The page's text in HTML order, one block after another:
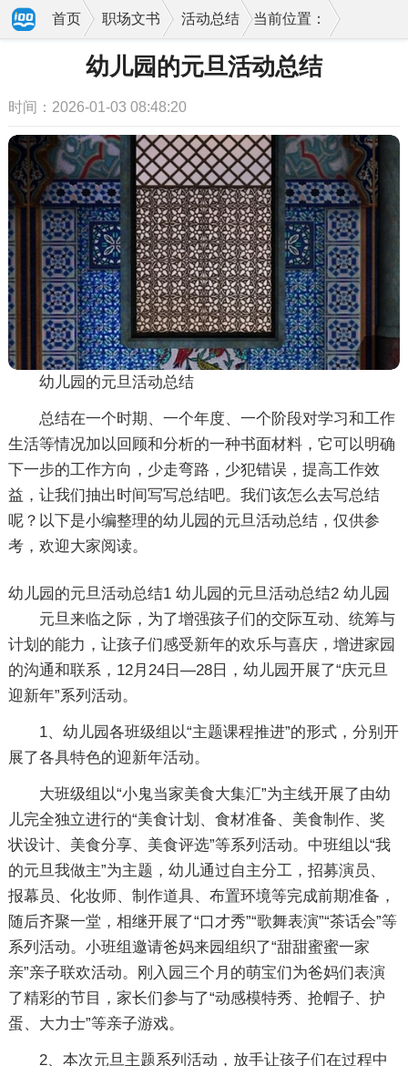
当前位置：
首页 职场文书 活动总结
幼儿园的元旦活动总结
时间：2026-01-03 08:48:20
幼儿园的元旦活动总结
总结在一个时期、一个年度、一个阶段对学习和工作
生活等情况加以回顾和分析的一种书面材料，它可以明确
下一步的工作方向，少走弯路，少犯错误，提高工作效
益，让我们抽出时间写写总结吧。我们该怎么去写总结
呢？以下是小编整理的幼儿园的元旦活动总结，仅供参
考，欢迎大家阅读。
幼儿园的元旦活动总结1
元旦来临之际，为了增强孩子们的交际互动、统筹与
计划的能力，让孩子们感受新年的欢乐与喜庆，增进家园
的沟通和联系，12月24日—28日，幼儿园开展了“庆元旦
迎新年”系列活动。
1、幼儿园各班级组以“主题课程推进”的形式，分别开
展了各具特色的迎新年活动。
大班级组以“小鬼当家美食大集汇”为主线开展了由幼
儿完全独立进行的“美食计划、食材准备、美食制作、奖
状设计、美食分享、美食评选”等系列活动。中班组以“我
的元旦我做主”为主题，幼儿通过自主分工，招募演员、
报幕员、化妆师、制作道具、布置环境等完成前期准备，
随后齐聚一堂，相继开展了“口才秀”“歌舞表演”“茶话会”等
系列活动。小班组邀请爸妈来园组织了“甜甜蜜蜜一家
亲”亲子联欢活动。刚入园三个月的萌宝们为爸妈们表演
了精彩的节目，家长们参与了“动感模特秀、抢帽子、护
蛋、大力士”等亲子游戏。
2、本次元旦主题系列活动，放手让孩子们在过程中
幼儿园的元旦活动总结2 幼儿园